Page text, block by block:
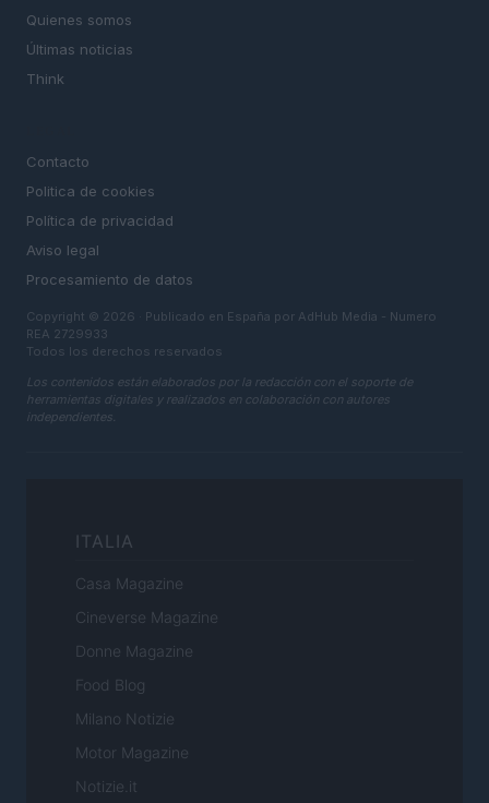
Quienes somos
Últimas noticias
Think
Contacto
Politica de cookies
Política de privacidad
Aviso legal
Procesamiento de datos
Copyright © 2026 · Publicado en España por AdHub Media - Numero
REA 2729933
Todos los derechos reservados
Los contenidos están elaborados por la redacción con el soporte de
herramientas digitales y realizados en colaboración con autores
independientes.
ITALIA
Casa Magazine
Cineverse Magazine
Donne Magazine
Food Blog
Milano Notizie
Motor Magazine
Notizie.it